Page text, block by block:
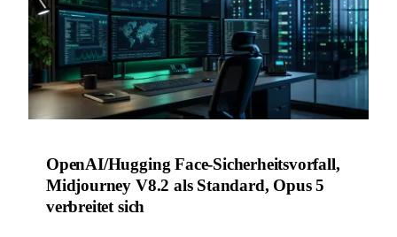
OpenAI/Hugging Face-Sicherheitsvorfall,
Midjourney V8.2 als Standard, Opus 5
verbreitet sich